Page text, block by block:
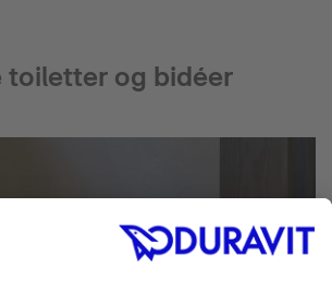
toiletter og bidéer